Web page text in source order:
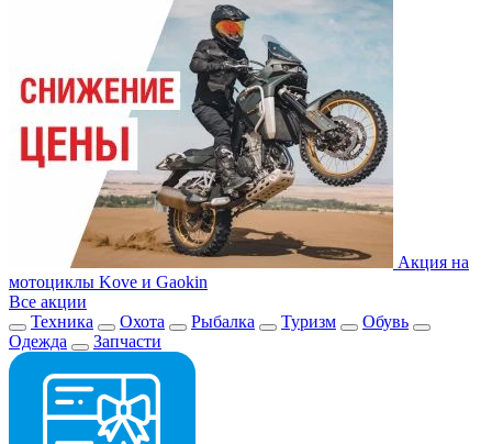
Акция на
мотоциклы Kove и Gaokin
Все акции
Техника
Охота Рыбалка Туризм
Обувь
Одежда
Запчасти